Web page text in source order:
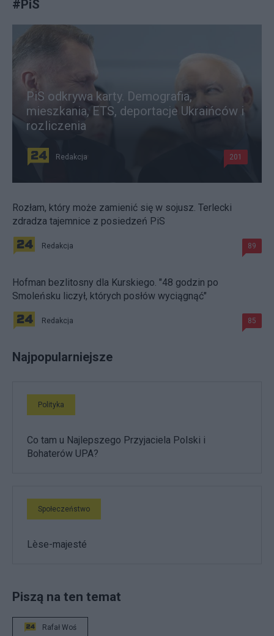
#PiS
PiS odkrywa karty. Demografia,
mieszkania, ETS, deportacje Ukraińców i
rozliczenia
Redakcja 201
Rozłam, który może zamienić się w sojusz. Terlecki
zdradza tajemnice z posiedzeń PiS
Redakcja 89
Hofman bezlitosny dla Kurskiego. "48 godzin po
Smoleńsku liczył, których posłów wyciągnąć"
Redakcja 85
Najpopularniejsze
Polityka
Co tam u Najlepszego Przyjaciela Polski i
Bohaterów UPA?
Społeczeństwo
Lèse-majesté
Piszą na ten temat
Rafał Woś